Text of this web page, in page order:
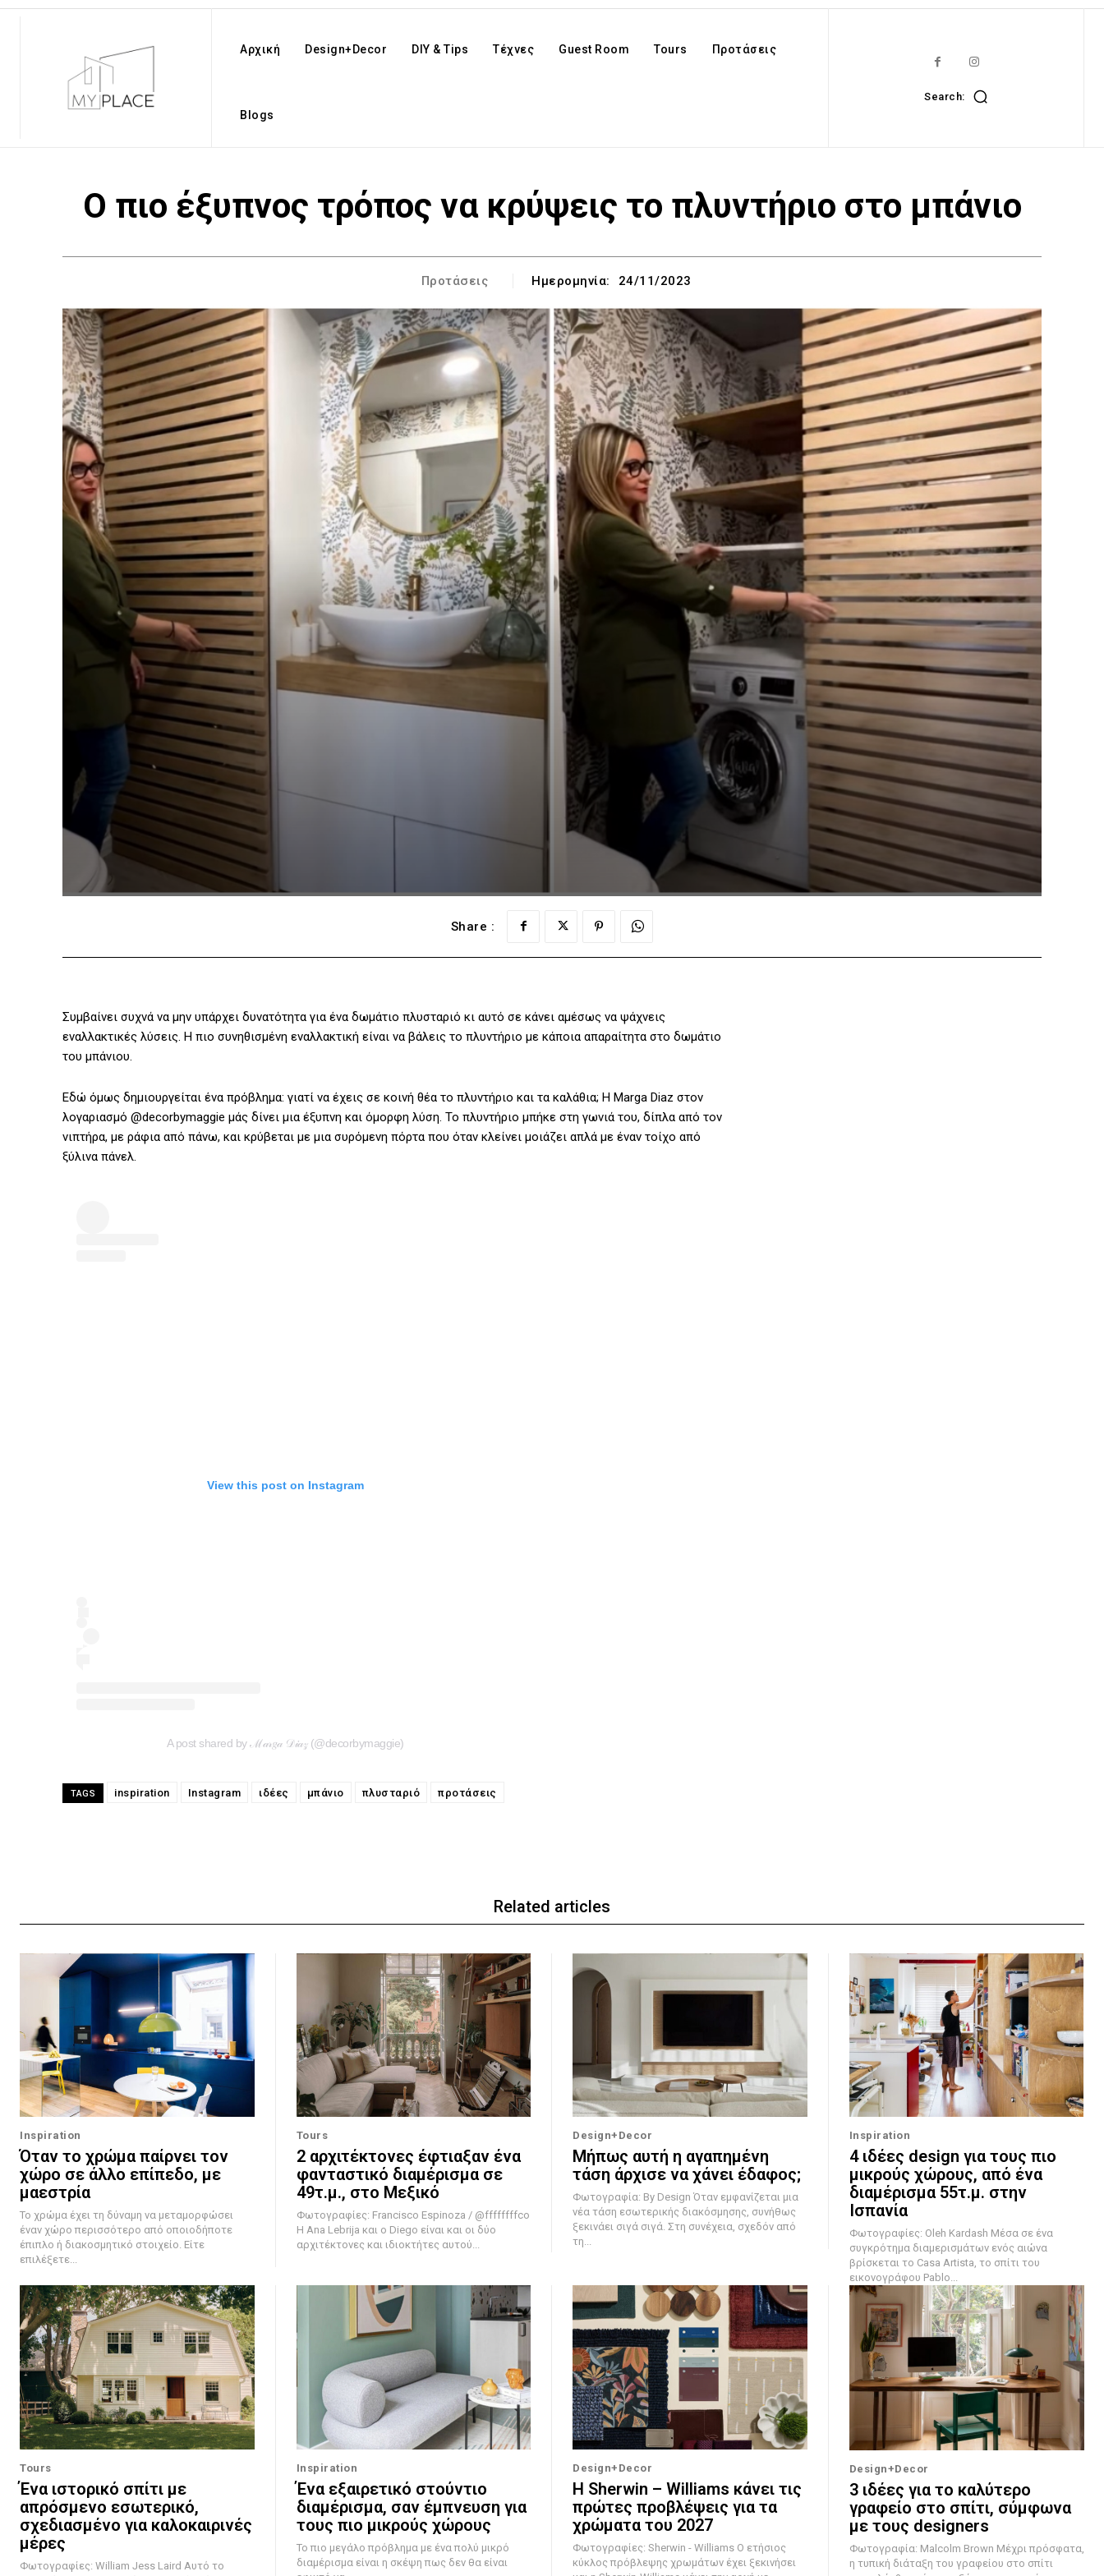
Αρχική Design+Decor DIY & Tips Τέχνες Guest Room Tours Προτάσεις
Blogs
Search:
Ο πιο έξυπνος τρόπος να κρύψεις το πλυντήριο στο μπάνιο
Προτάσεις Ημερομηνία: 24/11/2023
Share :
Συμβαίνει συχνά να μην υπάρχει δυνατότητα για ένα δωμάτιο πλυσταριό κι αυτό σε κάνει αμέσως να ψάχνεις
εναλλακτικές λύσεις. Η πιο συνηθισμένη εναλλακτική είναι να βάλεις το πλυντήριο με κάποια απαραίτητα στο δωμάτιο
του μπάνιου.
Εδώ όμως δημιουργείται ένα πρόβλημα: γιατί να έχεις σε κοινή θέα το πλυντήριο και τα καλάθια; Η Marga Diaz στον
λογαριασμό @decorbymaggie μάς δίνει μια έξυπνη και όμορφη λύση. Το πλυντήριο μπήκε στη γωνιά του, δίπλα από τον
νιπτήρα, με ράφια από πάνω, και κρύβεται με μια συρόμενη πόρτα που όταν κλείνει μοιάζει απλά με έναν τοίχο από
ξύλινα πάνελ.
View this post on Instagram
A post shared by ℳ𝒶𝓇𝑔𝒶 𝒟𝒾𝒶𝓏 (@decorbymaggie)
TAGS inspiration Instagram ιδέες μπάνιο πλυσταριό προτάσεις
Related articles
Inspiration
Όταν το χρώμα παίρνει τον
χώρο σε άλλο επίπεδο, με
μαεστρία
Το χρώμα έχει τη δύναμη να μεταμορφώσει
έναν χώρο περισσότερο από οποιοδήποτε
έπιπλο ή διακοσμητικό στοιχείο. Είτε
επιλέξετε...
Tours
2 αρχιτέκτονες έφτιαξαν ένα
φανταστικό διαμέρισμα σε
49τ.μ., στο Μεξικό
Φωτογραφίες: Francisco Espinoza / @ffffffffco
Η Ana Lebrija και ο Diego είναι και οι δύο
αρχιτέκτονες και ιδιοκτήτες αυτού...
Design+Decor
Μήπως αυτή η αγαπημένη
τάση άρχισε να χάνει έδαφος;
Φωτογραφία: By Design Όταν εμφανίζεται μια
νέα τάση εσωτερικής διακόσμησης, συνήθως
ξεκινάει σιγά σιγά. Στη συνέχεια, σχεδόν από
τη...
Inspiration
4 ιδέες design για τους πιο
μικρούς χώρους, από ένα
διαμέρισμα 55τ.μ. στην
Ισπανία
Φωτογραφίες: Oleh Kardash Μέσα σε ένα
συγκρότημα διαμερισμάτων ενός αιώνα
βρίσκεται το Casa Artista, το σπίτι του
εικονογράφου Pablo...
Tours
Ένα ιστορικό σπίτι με
απρόσμενο εσωτερικό,
σχεδιασμένο για καλοκαιρινές
μέρες
Φωτογραφίες: William Jess Laird Αυτό το
Inspiration
Ένα εξαιρετικό στούντιο
διαμέρισμα, σαν έμπνευση για
τους πιο μικρούς χώρους
Το πιο μεγάλο πρόβλημα με ένα πολύ μικρό
διαμέρισμα είναι η σκέψη πως δεν θα είναι
Design+Decor
Η Sherwin – Williams κάνει τις
πρώτες προβλέψεις για τα
χρώματα του 2027
Φωτογραφίες: Sherwin - Williams Ο ετήσιος
κύκλος πρόβλεψης χρωμάτων έχει ξεκινήσει
Design+Decor
3 ιδέες για το καλύτερο
γραφείο στο σπίτι, σύμφωνα
με τους designers
Φωτογραφία: Malcolm Brown Μέχρι πρόσφατα,
η τυπική διάταξη του γραφείου στο σπίτι